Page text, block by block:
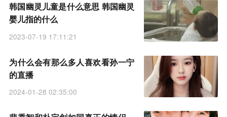
韩国幽灵儿童是什么意思 韩国幽灵
婴儿指的什么
2023-07-19 17:11:21
为什么会有那么多人喜欢看孙一宁
的直播
2024-01-28 02:35:00